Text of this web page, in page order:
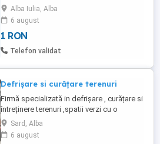
intretinerea unei gradini de legume (500
mp.) si a unei livezi (800 mp.), situate in
municipiul Tarnaveni, cartier Custelnic,
judetul Mures. La momentul actual,
gradina de legume nu este cultivata, iar
Alba Iulia, Alba
6 august
1 RON
Telefon validat
Defrișare si curățare terenuri
Firmă specializată in defrișare , curățare si
întreținere terenuri ,spatii verzi cu o
experienta de peste 12 ani
Sard, Alba
6 august